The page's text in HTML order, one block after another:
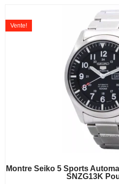
Montre Seiko 5 Sports
SNZG13K
Vente!